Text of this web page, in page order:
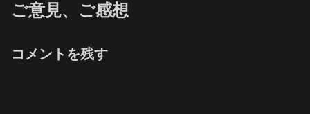
ご意見、ご感想
コメントを残す